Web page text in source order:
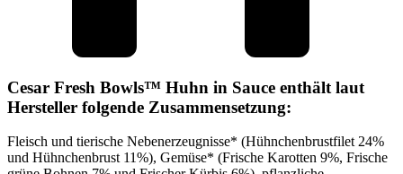
Cesar Fresh Bowls™ Huhn in Sauce enthält laut
Hersteller folgende Zusammensetzung:
Fleisch und tierische Nebenerzeugnisse* (Hühnchenbrustfilet 24%
und Hühnchenbrust 11%), Gemüse* (Frische Karotten 9%, Frische